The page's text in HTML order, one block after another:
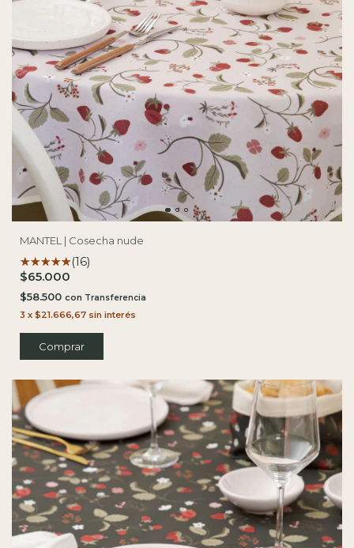
MANTEL | Cosecha nude
(16)
$65.000
$58.500 con
3 x $21.666,67 sin interés
Comprar